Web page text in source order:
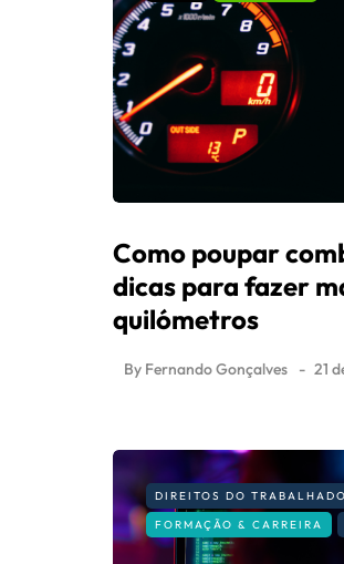
Como poupar
dicas para fazer
quilómetros
By Fernando Gonçalves 21
DIREITOS DO
FORMAÇÃO & CARREIRA